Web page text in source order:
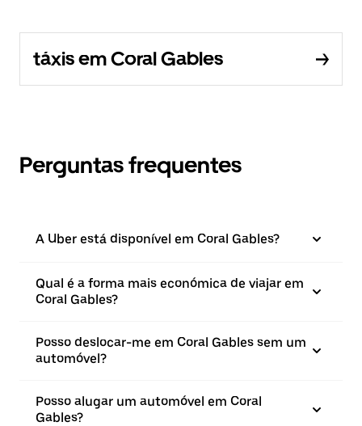
táxis em Coral Gables
Perguntas frequentes
A Uber está disponível em Coral Gables?
Qual é a forma mais económica de viajar em
Coral Gables?
Posso deslocar-me em Coral Gables sem um
automóvel?
Posso alugar um automóvel em Coral
Gables?